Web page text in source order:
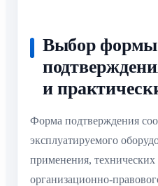
Выбор формы
и
Форма подтверждения
эксплуатируемого
применения, технических
организационно-